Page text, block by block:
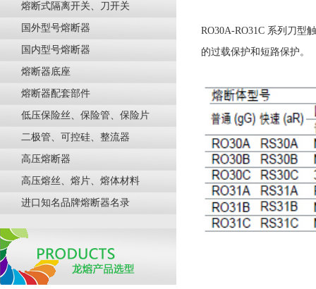
熔断式隔离开关、刀开关
国外型号熔断器
国内型号熔断器
熔断器底座
熔断器配套部件
低压保险丝、保险管、保险片
二极管、可控硅、整流器
高压熔断器
高压熔丝、熔片、熔体材料
进口知名品牌熔断器名录
RO30A-RO31C 系列刀型
的过载保护和短路保护。